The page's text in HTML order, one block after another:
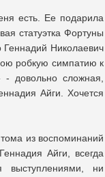
есть. Ее подарила
статуэтка Фортуны
Геннадий Николаевич
робкую симпатию к
довольно сложная,
Айги. Хочется
из воспоминаний
Айги, всегда
выступлениями, ни